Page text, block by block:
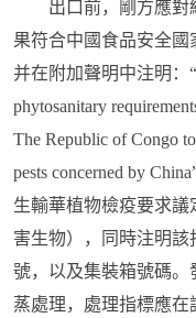
出口前，剛方應對
果符合中國食品安全國
并在附加聲明中注明：
phytosanitary
The Republic of Congo
pests concerned by
生輸華植物檢疫要求
害生物），同時注明
號，以及集裝箱號碼
蒸處理，處理指標應在